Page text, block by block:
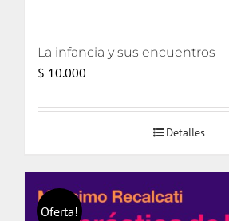
La infancia y sus encuentros
$ 10.000
Detalles
Oferta!